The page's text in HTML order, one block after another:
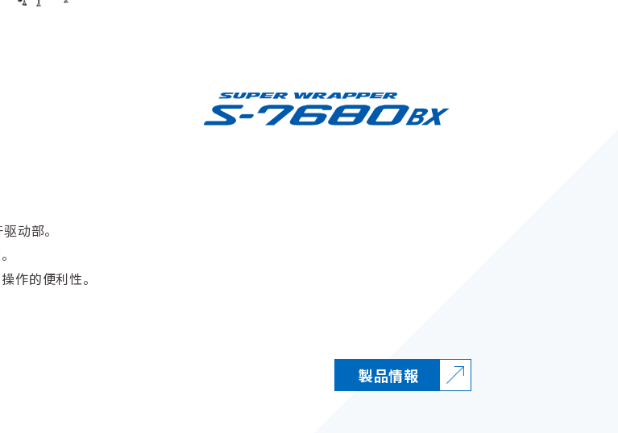
动部。
作的便利性。
製品情報